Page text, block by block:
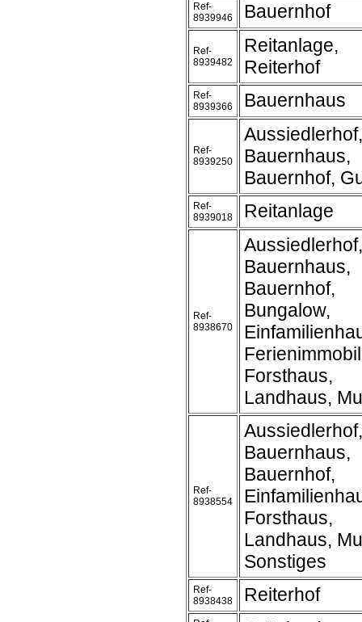
Ref-
8939946
Bauernhof
Ref-
8939482
Reitanlage,
Reiterhof
Ref-
8939366
Bauernhaus
Ref-
8939250
Aussiedlerhof,
Bauernhaus,
Bauernhof,
Ref-
8939018
Reitanlage
Ref-
8938670
Aussiedlerhof,
Bauernhaus,
Bauernhof,
Bungalow,
Forsthaus,
Landhaus,
Ref-
8938554
Aussiedlerhof,
Bauernhaus,
Bauernhof,
Forsthaus,
Landhaus,
Sonstiges
Ref-
8938438
Reiterhof